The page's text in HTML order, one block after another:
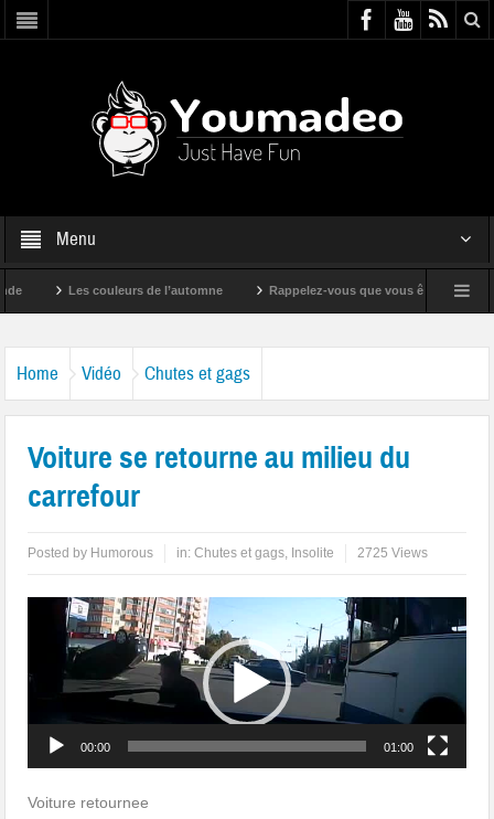
Menu
Les couleurs de l’automne Rappelez-vous que vous êtes super !
Home Vidéo Chutes et gags
Voiture se retourne au milieu du
carrefour
Posted by Humorous in:Chutes et gags, Insolite 2725 Views
Lecteur
00:00 01:00
Voiture retournee